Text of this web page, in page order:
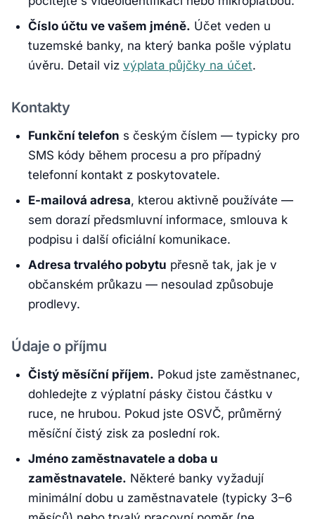
Číslo účtu ve vašem jméně. Účet veden u
tuzemské banky, na který banka pošle výplatu
úvěru. Detail viz výplata půjčky na účet.
Kontakty
Funkční telefon s českým číslem — typicky pro
SMS kódy během procesu a pro případný
telefonní kontakt z poskytovatele.
E-mailová adresa, kterou aktivně používáte —
sem dorazí předsmluvní informace, smlouva k
podpisu i další oficiální komunikace.
Adresa trvalého pobytu přesně tak, jak je v
občanském průkazu — nesoulad způsobuje
prodlevy.
Údaje o příjmu
Čistý měsíční příjem. Pokud jste zaměstnanec,
dohledejte z výplatní pásky čistou částku v
ruce, ne hrubou. Pokud jste OSVČ, průměrný
měsíční čistý zisk za poslední rok.
Jméno zaměstnavatele a doba u
zaměstnavatele. Některé banky vyžadují
minimální dobu u zaměstnavatele (typicky 3–6